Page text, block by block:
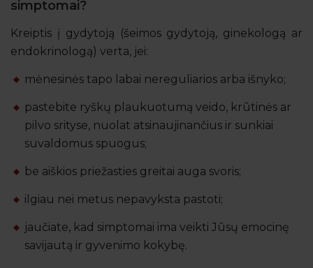
simptomai?
Kreiptis į gydytoją (šeimos gydytoją, ginekologą ar
endokrinologą) verta, jei:
mėnesinės tapo labai nereguliarios arba išnyko;
pastebite ryškų plaukuotumą veido, krūtinės ar
pilvo srityse, nuolat atsinaujinančius ir sunkiai
suvaldomus spuogus;
be aiškios priežasties greitai auga svoris;
ilgiau nei metus nepavyksta pastoti;
jaučiate, kad simptomai ima veikti Jūsų emocinę
savijautą ir gyvenimo kokybę.